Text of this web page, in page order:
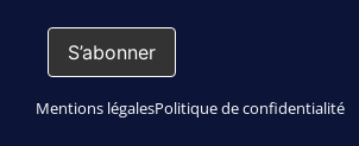
Mentions légalesPolitique de confidentialité